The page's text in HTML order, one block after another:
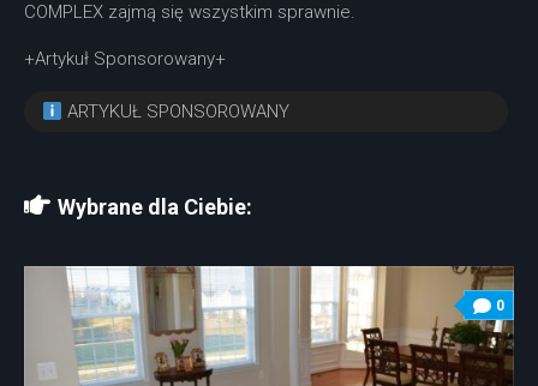
COMPLEX zajmą się wszystkim sprawnie.
+Artykuł Sponsorowany+
ARTYKUŁ SPONSOROWANY
Wybrane dla Ciebie:
0